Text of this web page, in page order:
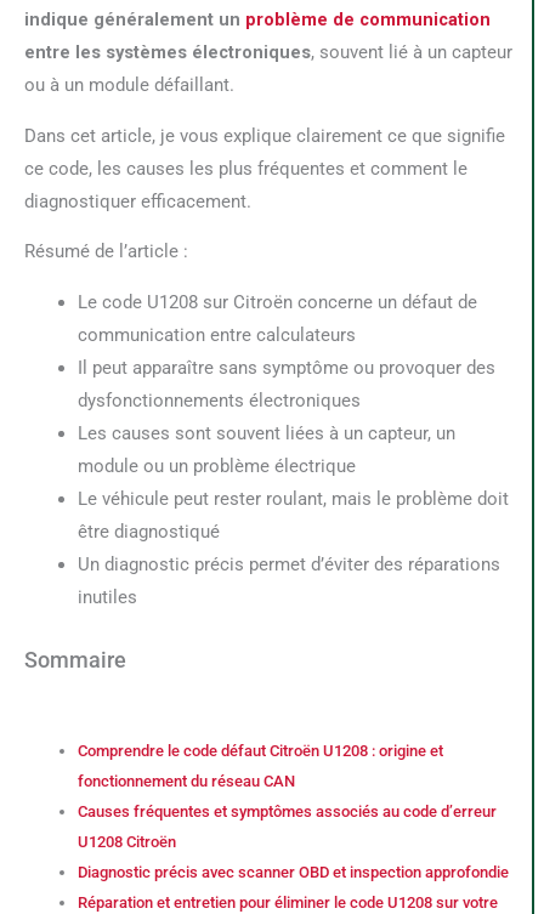
indique généralement un problème de communication
entre les systèmes électroniques, souvent lié à un capteur
ou à un module défaillant.
Dans cet article, je vous explique clairement ce que signifie
ce code, les causes les plus fréquentes et comment le
diagnostiquer efficacement.
Résumé de l’article :
Le code U1208 sur Citroën concerne un défaut de
communication entre calculateurs
Il peut apparaître sans symptôme ou provoquer des
dysfonctionnements électroniques
Les causes sont souvent liées à un capteur, un
module ou un problème électrique
Le véhicule peut rester roulant, mais le problème doit
être diagnostiqué
Un diagnostic précis permet d’éviter des réparations
inutiles
Sommaire
Comprendre le code défaut Citroën U1208 : origine et
fonctionnement du réseau CAN
Causes fréquentes et symptômes associés au code d’erreur
U1208 Citroën
Diagnostic précis avec scanner OBD et inspection approfondie
Réparation et entretien pour éliminer le code U1208 sur votre